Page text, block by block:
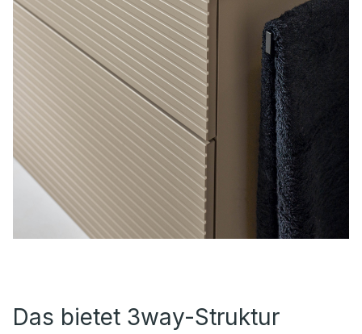
Das bietet 3way-Struktur